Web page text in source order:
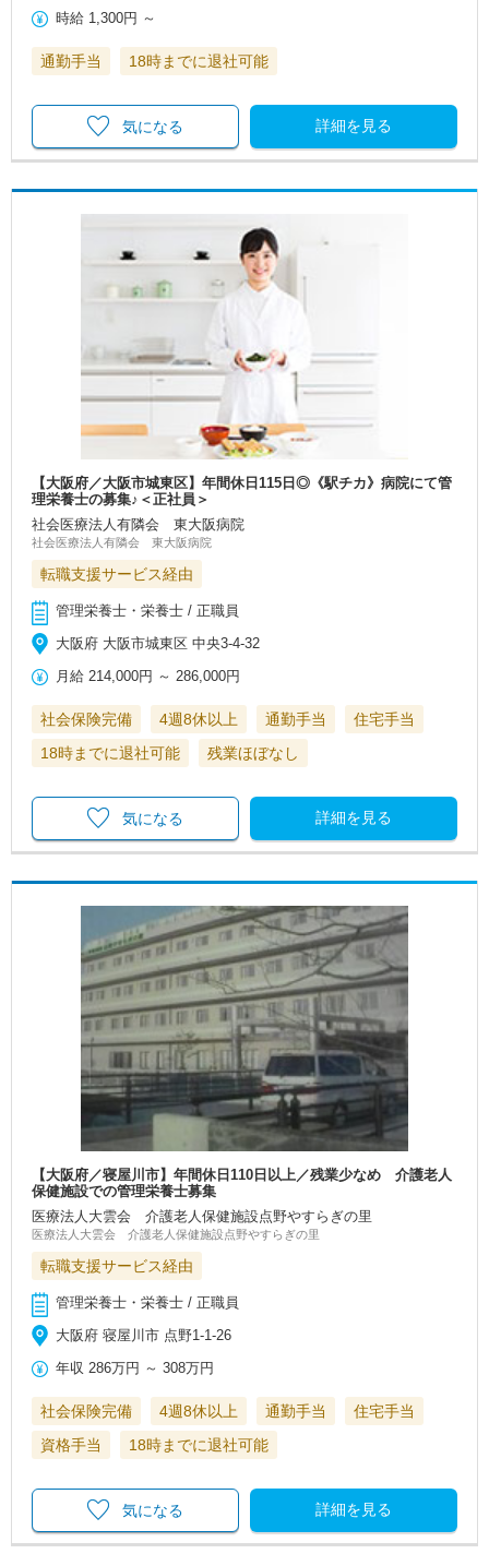
時給 1,300円 ～
通勤手当 18時までに退社可能
詳細を見る
気になる
【大阪府／大阪市城東区】年間休日115日◎《駅チカ》病院にて管
理栄養士の募集♪＜正社員＞
社会医療法人有隣会 東大阪病院
社会医療法人有隣会 東大阪病院
転職支援サービス経由
管理栄養士・栄養士 / 正職員
大阪府 大阪市城東区 中央3‐4‐32
月給 214,000円 ～ 286,000円
社会保険完備 4週8休以上 通勤手当
住宅手当
18時までに退社可能
残業ほぼなし
詳細を見る
気になる
【大阪府／寝屋川市】年間休日110日以上／残業少なめ 介護老人
保健施設での管理栄養士募集
医療法人大雲会 介護老人保健施設点野やすらぎの里
医療法人大雲会 介護老人保健施設点野やすらぎの里
転職支援サービス経由
管理栄養士・栄養士 / 正職員
大阪府 寝屋川市 点野1-1-26
年収 286万円 ～308万円
社会保険完備 4週8休以上 通勤手当
住宅手当
資格手当
18時までに退社可能
詳細を見る
気になる